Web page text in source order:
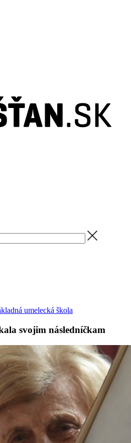
umelecká škola
svojim následníčkam